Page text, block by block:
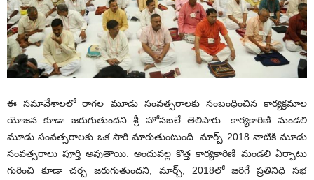
ఈ సమావేశాలలో రాగల మూడు సంవత్సరాలకు సంబంధించిన కార్యక్రమాల
యోజన కూడా జరుగుతుందని శ్రీ హోసబలే తెలిపారు. కార్యకారిణి మండలి
మూడు సంవత్సరాలకు ఒక సారి మారుతుంటుంది. మార్చ్ 2018 నాటికి మూడు
సంవత్సరాలు పూర్తి అవుతాయి. అందువల్ల కొత్త కార్యకారిణి మండలి ఏర్పాటు
గురించి కూడా చర్చ జరుగుతుందని, మార్చ్, 2018లో జరిగే ప్రతినిధి సభ